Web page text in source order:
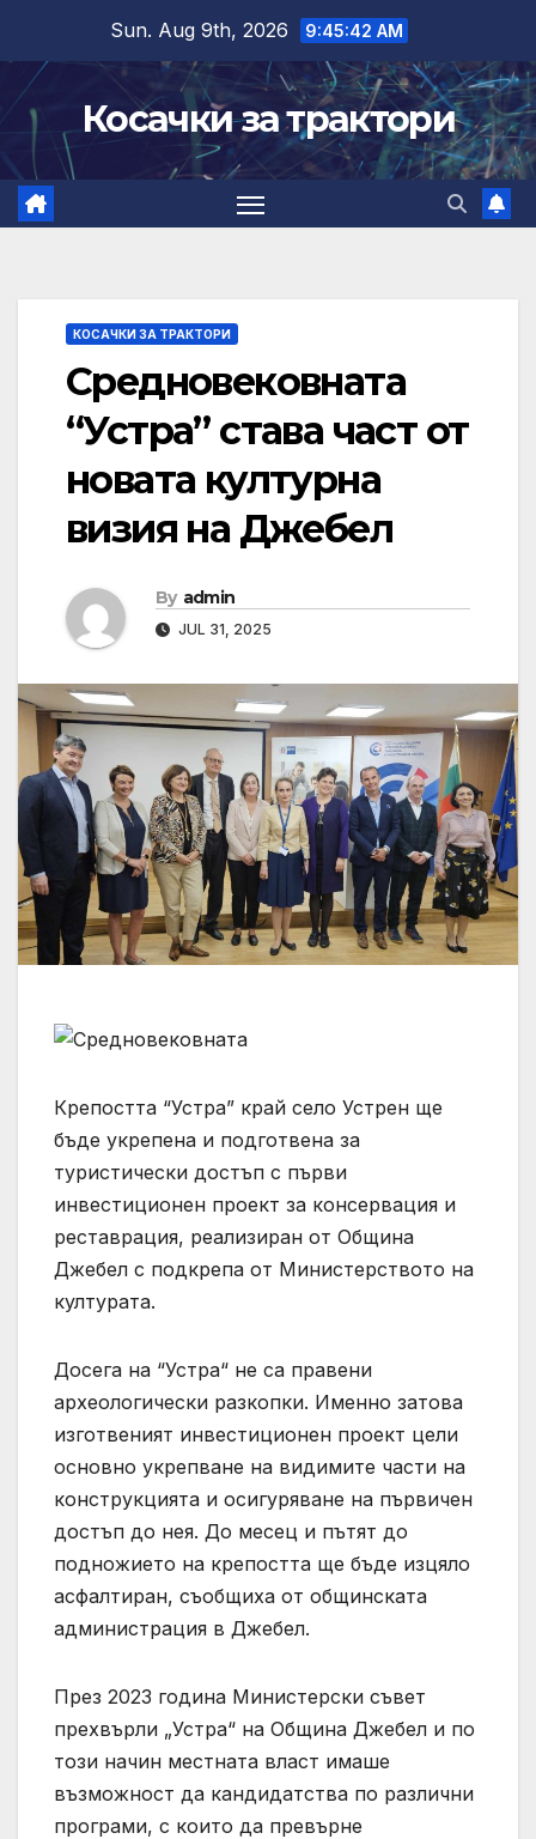
content
Sun. Aug 9th, 2026 9:45:43 AM
Косачки за трактори
КОСАЧКИ ЗА ТРАКТОРИ
Средновековната
“Устра” става част от
новата културна
визия на Джебел
By admin
JUL 31, 2025
Крепостта “Устра” край село Устрен ще
бъде укрепена и подготвена за
туристически достъп с първи
инвестиционен проект за консервация и
реставрация, реализиран от Община
Джебел с подкрепа от Министерството на
културата.
Досега на “Устра“ не са правени
археологически разкопки. Именно затова
изготвеният инвестиционен проект цели
основно укрепване на видимите части на
конструкцията и осигуряване на първичен
достъп до нея. До месец и пътят до
подножието на крепостта ще бъде изцяло
асфалтиран, съобщиха от общинската
администрация в Джебел.
През 2023 година Министерски съвет
прехвърли „Устра“ на Община Джебел и по
този начин местната власт имаше
възможност да кандидатства по различни
програми, с които да превърне